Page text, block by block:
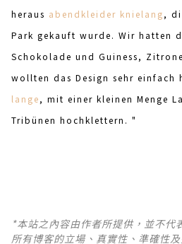
heraus abendkleider knielang,
Park gekauft wurde. Wir hatten
Schokolade und Guiness,
wollten das Design sehr einfach
lange, mit einer kleinen Menge
Tribünen hochklettern. "
*本站之內容由作者所提供，並不代
所有博客的立場、真實性、準確性